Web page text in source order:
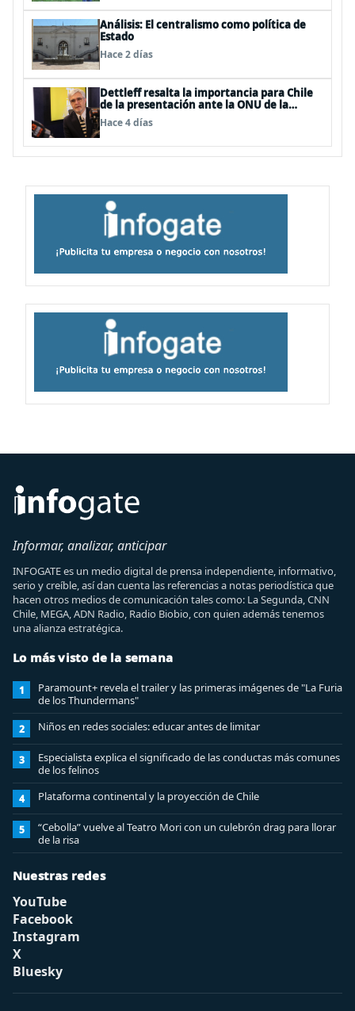
Análisis: El centralismo como política de
Estado
Hace 2 días
Dettleff resalta la importancia para Chile
de la presentación ante la ONU de la
Plataforma Continental Extendida del
Archipiélago Juan Fernández
Hace 4 días
Informar, analizar, anticipar
INFOGATE es un medio digital de prensa independiente, informativo,
serio y creíble, así dan cuenta las referencias a notas periodística que
hacen otros medios de comunicación tales como: La Segunda, CNN
Chile, MEGA, ADN Radio, Radio Biobio, con quien además tenemos
una alianza estratégica.
Lo más visto de la semana
1
Paramount+ revela el trailer y las primeras imágenes de "La Furia
de los Thundermans"
2 Niños en redes sociales: educar antes de limitar
3
Especialista explica el significado de las conductas más comunes
de los felinos
4 Plataforma continental y la proyección de Chile
5
“Cebolla” vuelve al Teatro Mori con un culebrón drag para llorar
de la risa
Nuestras redes
YouTube
Facebook
Instagram
X
Bluesky